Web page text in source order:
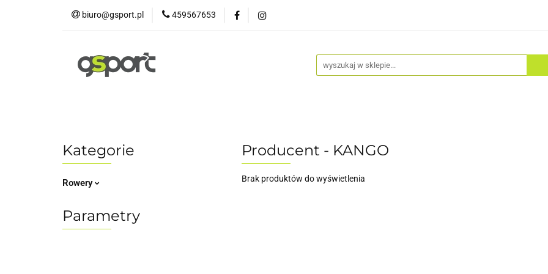
biuro@gsport.pl 459567653
Kategorie
Rowery
Parametry
Producent - KANGO
Brak produktów do wyświetlenia